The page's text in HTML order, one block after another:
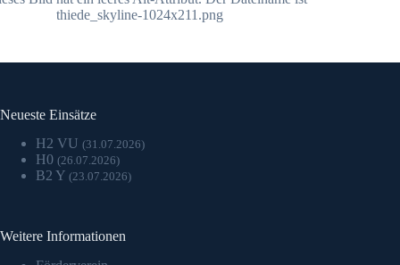
Neueste Einsätze
H2 VU (31.07.2026)
H0 (26.07.2026)
B2 Y (23.07.2026)
Weitere Informationen